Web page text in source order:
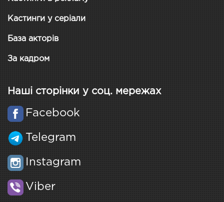
Кастинги у серіали
База акторів
За кадром
Наші сторінки у соц. мережах
Facebook
Telegram
Instagram
Viber